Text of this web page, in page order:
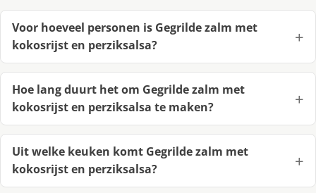
Voor hoeveel personen is Gegrilde zalm met
kokosrijst en perziksalsa?
Hoe lang duurt het om Gegrilde zalm met
kokosrijst en perziksalsa te maken?
Uit welke keuken komt Gegrilde zalm met
kokosrijst en perziksalsa?